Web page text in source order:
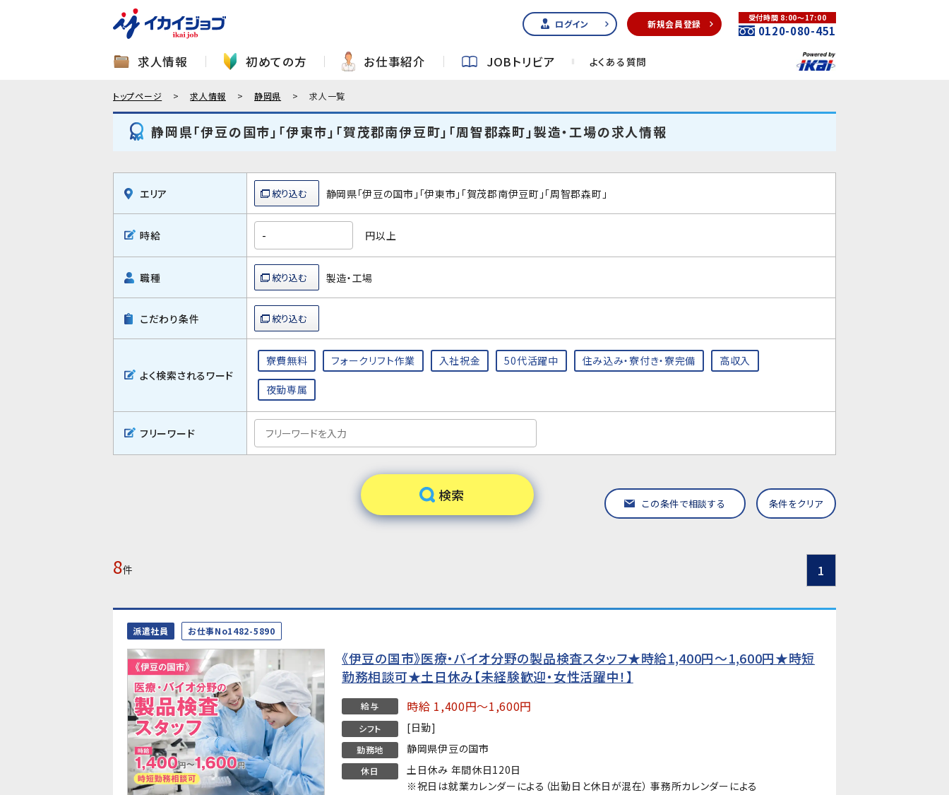
ログイン 新規会員登録
受付時間 8:00～17:00
0120-080-451
求人情報 初めての方 お仕事紹介 JOBトリビア よくある質問
トップページ 求人情報 静岡県 求人一覧
静岡県「伊豆の国市」「伊東市」「賀茂郡南伊豆町」「周智郡森町」製造・工場の求人情報
エリア 静岡県「伊豆の国市」「伊東市」「賀茂郡南伊豆町」「周智郡森町」
時給 円以上
職種 製造・工場
こだわり条件
よく検索されるワード
寮費無料 フォークリフト作業 入社祝金 50代活躍中 住み込み・寮付き・寮完備 高収入
夜勤専属
フリーワード
この条件で相談する 条件をクリア
8件 1
派遣社員 お仕事No1482-5890
《伊豆の国市》医療・バイオ分野の製品検査スタッフ★時給1,400円〜1,600円★時短
勤務相談可★土日休み【未経験歓迎・女性活躍中！】
給与 時給 1,400円～1,600円
シフト [日勤]
勤務地 静岡県伊豆の国市
休日
土日休み 年間休日120日
※祝日は就業カレンダーによる（出勤日と休日が混在） 事務所カレンダーによる